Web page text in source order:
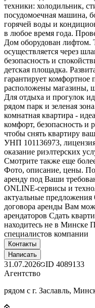
техники: холодильник,
посудомоечная машина,
горячей воды и
в любое время года.
Дом оборудован лифтом.
осуществляется через
безопасность и
детская площадка.
гарантирует
расположены магазины,
Для отдыха и прогулок
рядом парк и зеленая
комнатная квартира -
комфорт, безопасность и
чтобы снять квартиру
УНП 101136973,
оказание риэлтерских
Смотрите также еще
Фото, описание, цены.
аренду под Ваши
ONLINE-сервисы и
актуальные предложения
договора аренды Вам
арендаторов Сдать
находитесь не в Минске
специалистов компании
Контакты
Написать
31.07.2026 ID 4089133
Агентство
рядом с г. Заславль,